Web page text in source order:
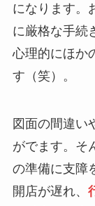
になります。
に厳格な手続
心理的にほか
す（笑）。
図面の間違い
がでます。そ
の準備に支障
開店が遅れ、